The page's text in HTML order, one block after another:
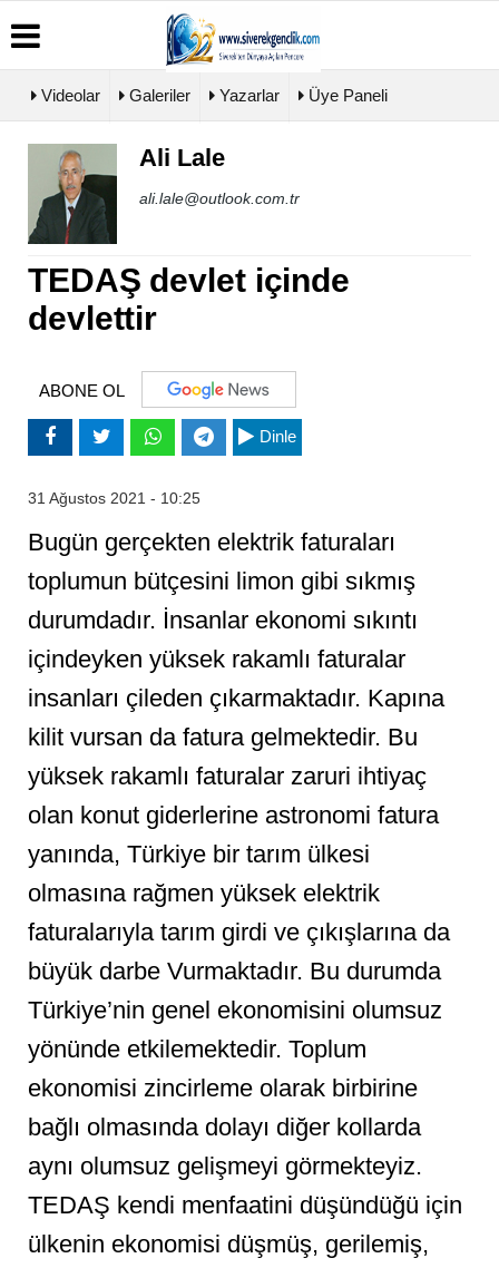
Üye
Paneli
Haber
Arşivi
Günün
Haberleri
Yazarları
Foto
Galeri
Videolar Galeriler Yazarlar Üye Paneli
Ali Lale
ali.lale@outlook.com.tr
TEDAŞ devlet içinde
devlettir
ABONE OL
Dinle
31 Ağustos 2021 - 10:25
Bugün gerçekten elektrik faturaları
toplumun bütçesini limon gibi sıkmış
durumdadır. İnsanlar ekonomi sıkıntı
içindeyken yüksek rakamlı faturalar
insanları çileden çıkarmaktadır. Kapına
kilit vursan da fatura gelmektedir. Bu
yüksek rakamlı faturalar zaruri ihtiyaç
olan konut giderlerine astronomi fatura
yanında, Türkiye bir tarım ülkesi
olmasına rağmen yüksek elektrik
faturalarıyla tarım girdi ve çıkışlarına da
büyük darbe Vurmaktadır. Bu durumda
Türkiye’nin genel ekonomisini olumsuz
yönünde etkilemektedir. Toplum
ekonomisi zincirleme olarak birbirine
bağlı olmasında dolayı diğer kollarda
aynı olumsuz gelişmeyi görmekteyiz.
TEDAŞ kendi menfaatini düşündüğü için
ülkenin ekonomisi düşmüş, gerilemiş,